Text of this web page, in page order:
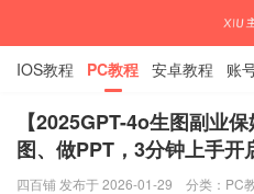
国内外APP
IOS教程 PC教程 安卓教程 账
【2025GPT-4o生图副业
图、做PPT，3分钟上手开
四百铺 发布于 2026-01-29 分类： PC